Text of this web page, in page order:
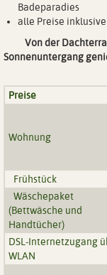
Badeparadies
alle Preise
Von der
Sonnenuntergang
Preise
Wohnung
Frühstück
Wäschepaket
(Bettwäsche und
Handtücher)
DSL-Internetzugang
WLAN